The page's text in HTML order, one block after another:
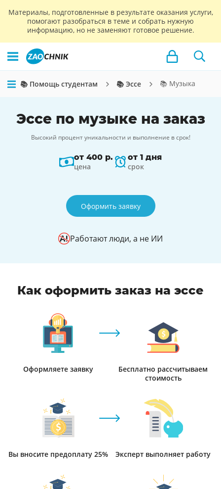
Материалы, подготовленные в результате оказания услуги,
помогают разобраться в теме и собрать нужную
информацию, но не заменяют готовое решение.
📚 Помощь студентам 📚 Эссе 📚 Музыка
Эссе по музыке на заказ
Высокий процент уникальности и выполнение в срок!
от 400 р.
цена
от 1 дня
срок
Оформить заявку
Работают люди, а не ИИ
Как оформить заказ на эссе
Оформляете заявку
Бесплатно рассчитываем
стоимость
Вы вносите предоплату 25% Эксперт выполняет работу